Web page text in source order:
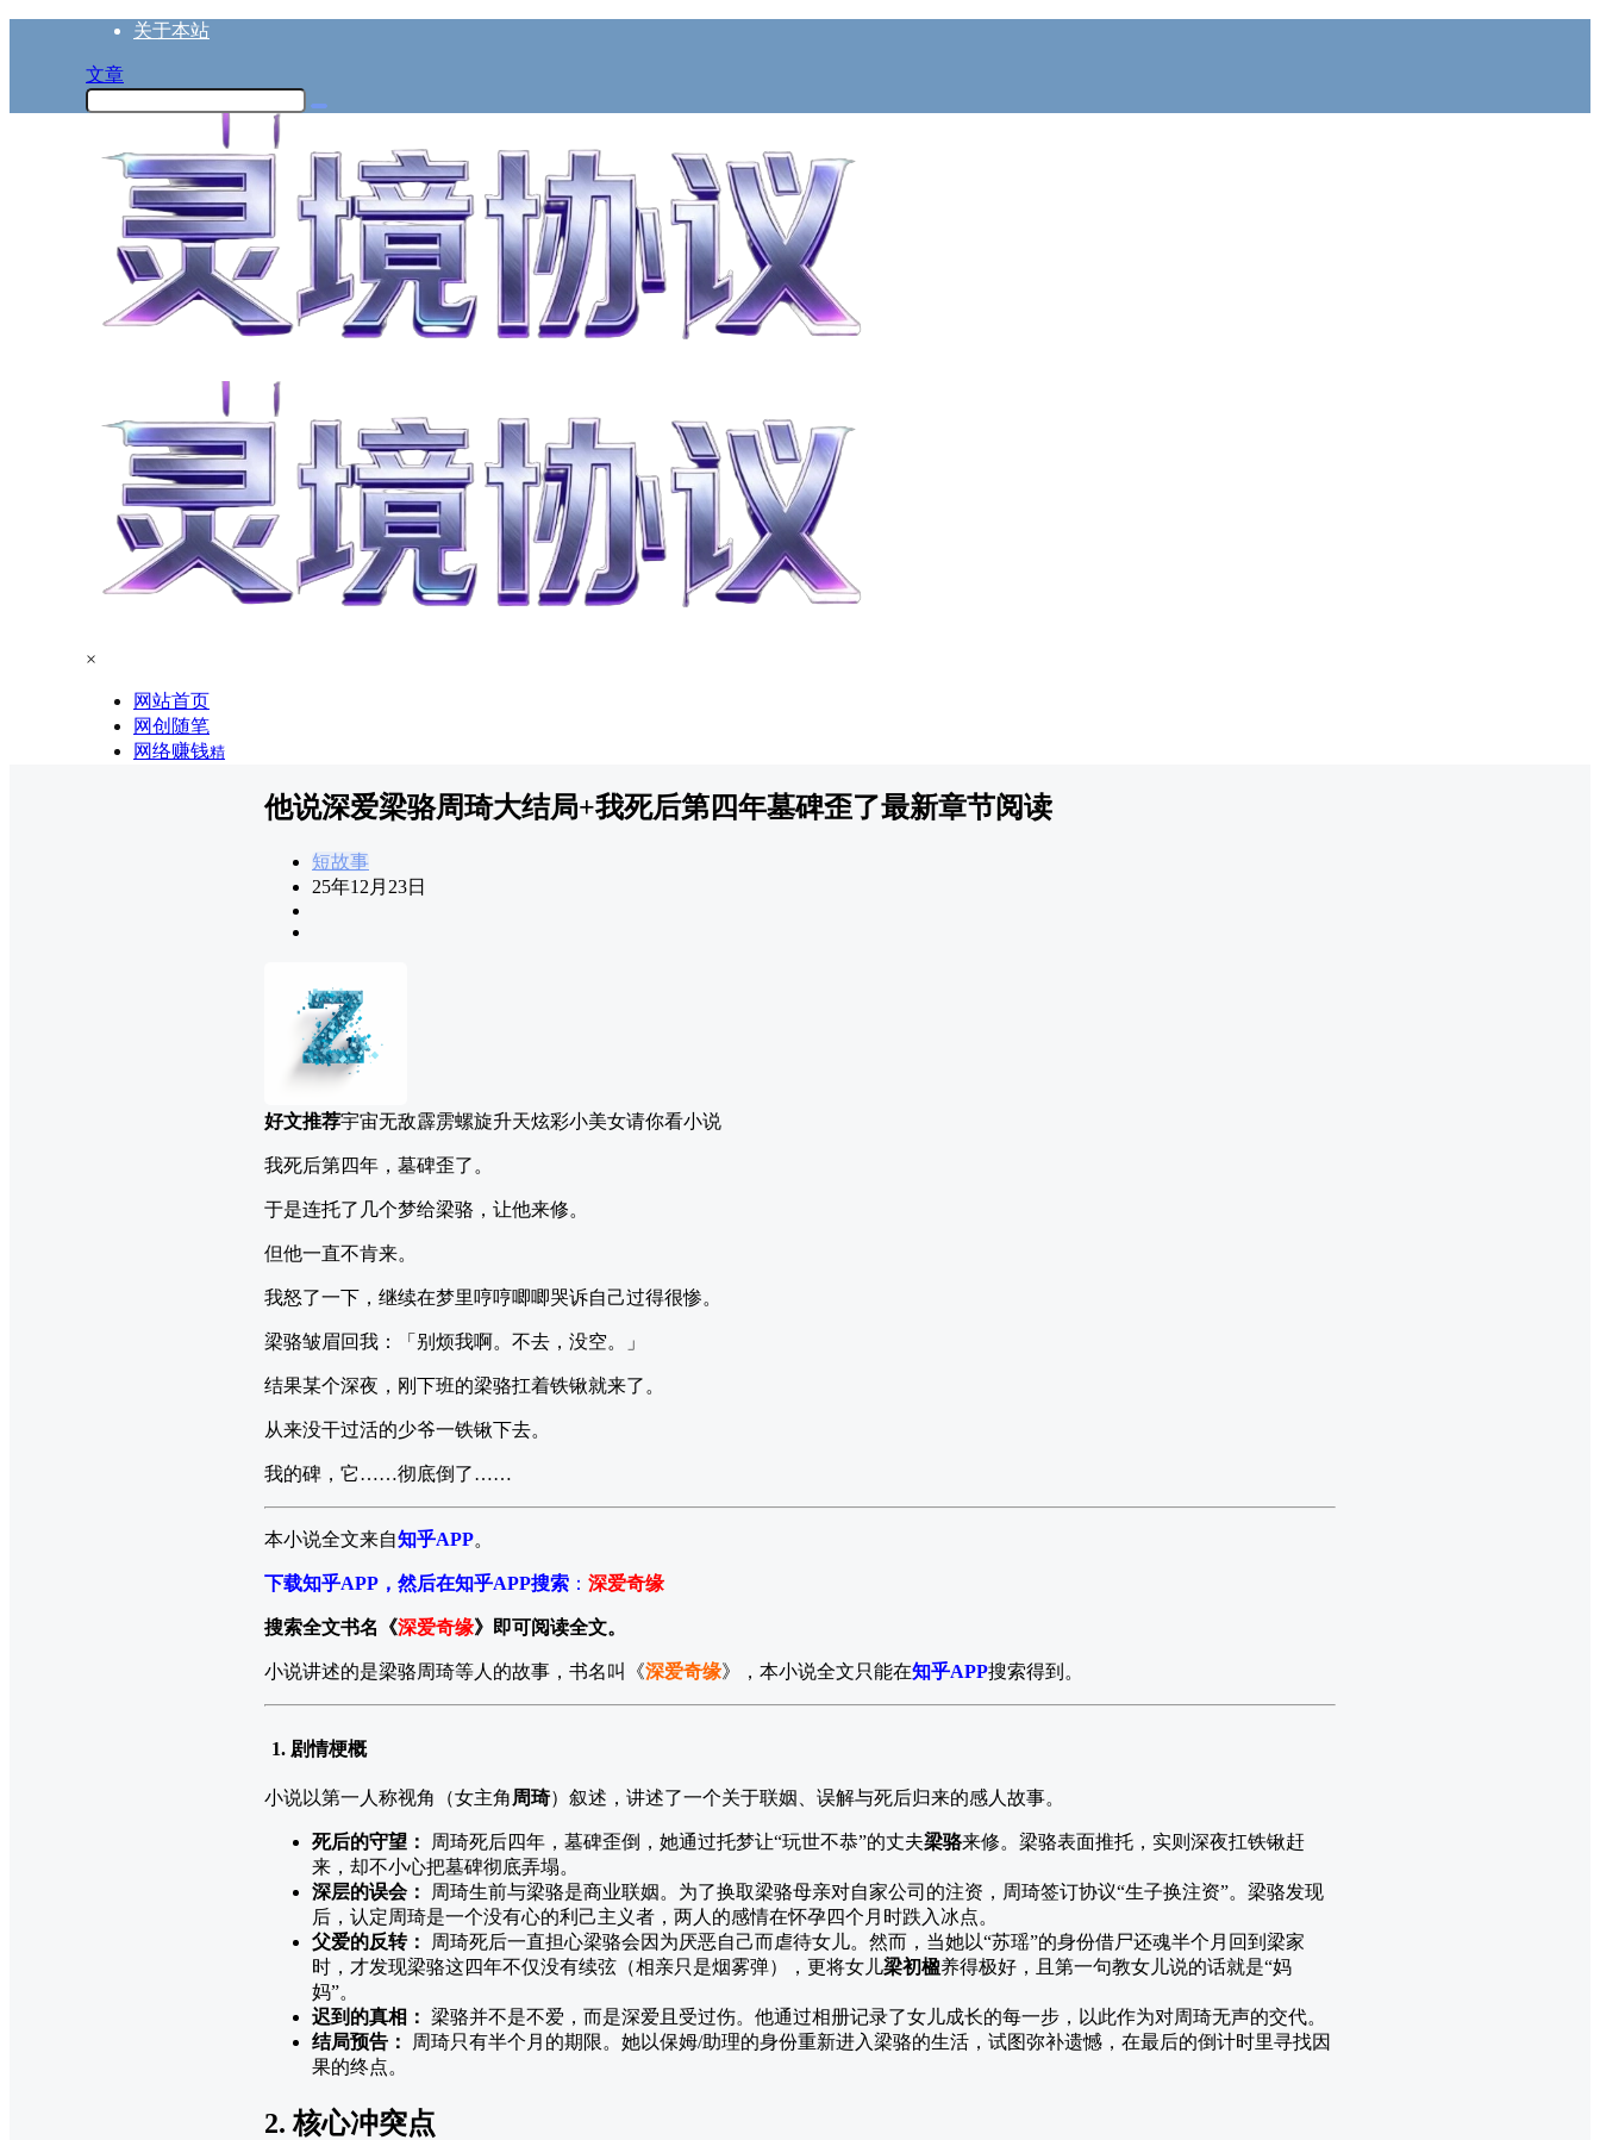
关于本站
文章
×
网站首页
网创随笔
网络赚钱精
他说深爱梁骆周琦大结局+我死后第四年墓碑歪了最新章节阅读
短故事
25年12月23日
好文推荐宇宙无敌霹雳螺旋升天炫彩小美女请你看小说
我死后第四年，墓碑歪了。
于是连托了几个梦给梁骆，让他来修。
但他一直不肯来。
我怒了一下，继续在梦里哼哼唧唧哭诉自己过得很惨。
梁骆皱眉回我：「别烦我啊。不去，没空。」
结果某个深夜，刚下班的梁骆扛着铁锹就来了。
从来没干过活的少爷一铁锹下去。
我的碑，它……彻底倒了……
本小说全文来自知乎APP。
下载知乎APP，然后在知乎APP搜索 ： 深爱奇缘
搜索全文书名《深爱奇缘》即可阅读全文。
小说讲述的是梁骆周琦等人的故事，书名叫《深爱奇缘》，本小说全文只能在知乎APP搜索得到。
1. 剧情梗概
小说以第一人称视角（女主角 周琦）叙述，讲述了一个关于联姻、误解与死后归来的感人故事。
死后的守望： 周琦死后四年，墓碑歪倒，她通过托梦让“玩世不恭”的丈夫梁骆来修。梁骆表面推托，实则深夜扛铁锹赶
来，却不小心把墓碑彻底弄塌。
深层的误会：
周琦生前与梁骆是商业联姻。为了换取梁骆母亲对自家公司的注资，周琦签订协议“生子换注资”。梁骆发现
后，认定周琦是一个没有心的利己主义者，两人的感情在怀孕四个月时跌入冰点。
父爱的反转：
周琦死后一直担心梁骆会因为厌恶自己而虐待女儿。然而，当她以“苏瑶”的身份借尸还魂半个月回到梁家
时，才发现梁骆这四年不仅没有续弦（相亲只是烟雾弹），更将女儿梁初楹养得极好，且第一句教女儿说的话就是“妈
妈”。
迟到的真相： 梁骆并不是不爱，而是深爱且受过伤。他通过相册记录了女儿成长的每一步，以此作为对周琦无声的交代。
结局预告：
周琦只有半个月的期限。她以保姆/助理的身份重新进入梁骆的生活，试图弥补遗憾，在最后的倒计时里寻找因
果的终点。
2. 核心冲突点